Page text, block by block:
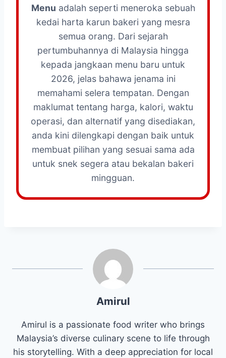
Menu adalah seperti meneroka sebuah
kedai harta karun bakeri yang mesra
semua orang. Dari sejarah
pertumbuhannya di Malaysia hingga
kepada jangkaan menu baru untuk
2026, jelas bahawa jenama ini
memahami selera tempatan. Dengan
maklumat tentang harga, kalori, waktu
operasi, dan alternatif yang disediakan,
anda kini dilengkapi dengan baik untuk
membuat pilihan yang sesuai sama ada
untuk snek segera atau bekalan bakeri
mingguan.
Amirul
Amirul is a passionate food writer who brings
Malaysia’s diverse culinary scene to life through
his storytelling. With a deep appreciation for local